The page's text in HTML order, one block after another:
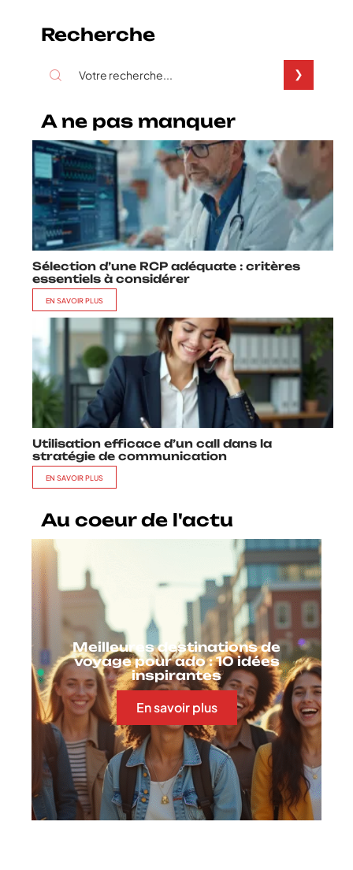
Recherche
A ne pas manquer
Sélection d’une RCP adéquate : critères
essentiels à considérer
EN SAVOIR PLUS
Utilisation efficace d’un call dans la
stratégie de communication
EN SAVOIR PLUS
Au coeur de l'actu
Meilleures destinations de
voyage pour ado : 10 idées
inspirantes
En savoir plus